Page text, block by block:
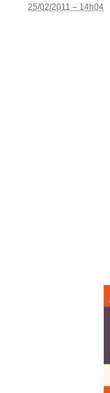
25/02/2011 – 14h04